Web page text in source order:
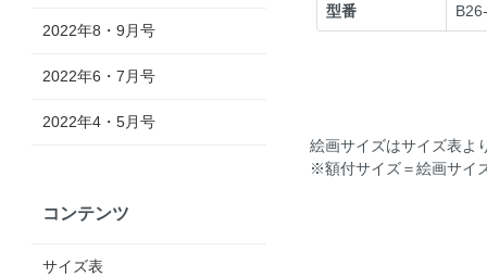
型番
絵画サイズはサイズ表よ
※額付サイズ＝絵画サイ
2022年8・9月号
2022年6・7月号
2022年4・5月号
コンテンツ
サイズ表